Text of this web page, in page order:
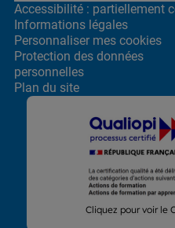
Cliquez pour voir le
Accessibilité : partiellement
Informations légales
Personnaliser mes cookies
Protection des données
personnelles
Plan du site
Lors de la navigation sur
des données vous